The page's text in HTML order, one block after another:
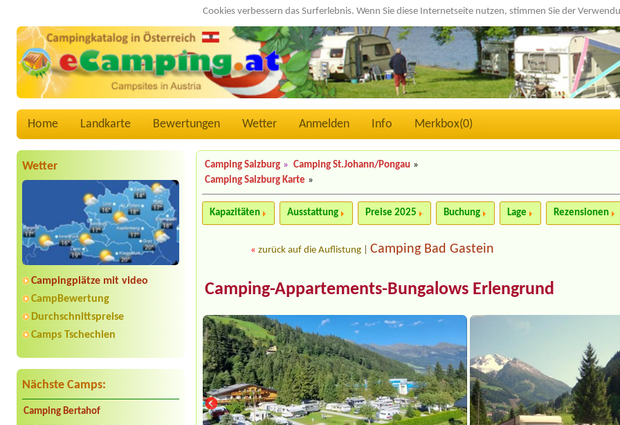
Cookies verbessern das Surferlebnis. Wenn Sie diese Internetseite nutzen, stimmen Sie der
Home Landkarte Bewertungen Wetter Anmelden Info Merkbox(0)
Wetter
Campingplätze mit video
CampBewertung
Durchschnittspreise
Camps Tschechien
Nächste Camps:
Camping Bertahof
Camping Salzburg » Camping St.Johann/Pongau »
Camping Salzburg Karte »
Kapazitäten Ausstattung Preise 2025 Buchung Lage Rezensionen
«zurück auf die Auflistung |Camping Bad Gastein
Camping-Appartements-Bungalows Erlengrund